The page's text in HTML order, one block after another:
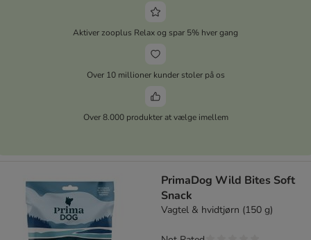
Aktiver zooplus Relax og spar 5% hver gang
Over 10 millioner kunder stoler på os
Over 8.000 produkter at vælge imellem
PrimaDog Wild Bites Soft
Snack
Vagtel & hvidtjørn (150 g)